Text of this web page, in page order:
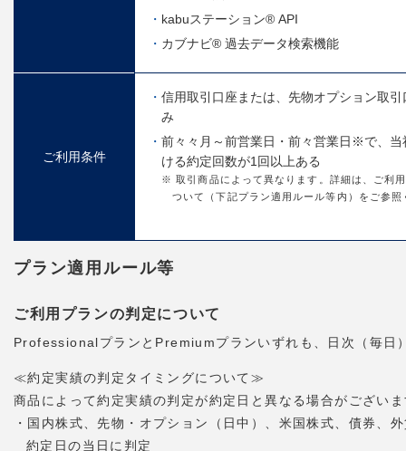
kabuステーション® API
カブナビ® 過去データ検索機能
ご利用条件
信用取引口座または、先物オプション取
み
前々々月～前営業日・前々営業日※で、当
ける約定回数が1回以上ある
※ 取引商品によって異なります。詳細は、ご利
ついて（下記プラン適用ルール等内）をご参照
プラン適用ルール等
ご利用プランの判定について
ProfessionalプランとPremiumプランいずれも、日次（毎日
≪約定実績の判定タイミングについて≫
商品によって約定実績の判定が約定日と異なる場合がござい
・国内株式、先物・オプション（日中）、米国株式、債券、
約定日の当日に判定